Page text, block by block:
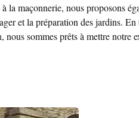
la maçonnerie, nous proposons
et la préparation des jardins.
nous sommes prêts à mettre notre